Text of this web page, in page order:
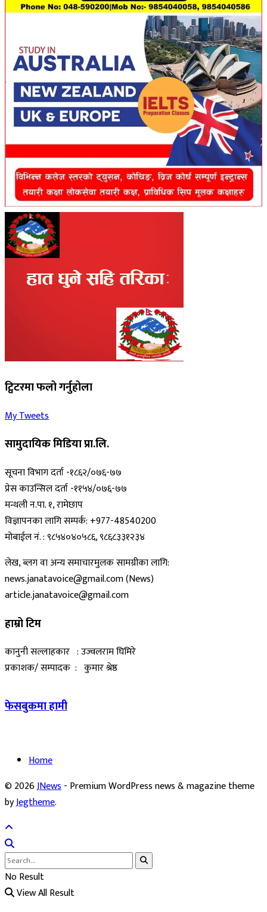
ट्विटरमा फलो गर्नुहोला
My Tweets
सामुदायिक मिडिया प्रा.लि.
सूचना विभाग दर्ता -१८६२/०७६-७७
प्रेस काउन्सिल दर्ता -११५४/०७६-७७
मन्थली न.पा. १, रामेछाप
विज्ञापनका लागि सम्पर्क: +977-48540200
मोबाईल नं. : ९८५४०४०५८६, ९८६८३३१२३४
लेख, ब्लग वा अन्य समाचारमुलक सामग्रीका लागि:
news.janatavoice@gmail.com (News)
article.janatavoice@gmail.com
हाम्रो टिम
कानुनी सल्लाहकार : उज्वलराम घिमिरे
प्रकाशक/ सम्पादक : कुमार श्रेष्ठ
फेसबुकमा हामी
Home
© 2026JNews- Premium WordPress news & magazine theme
byJegtheme.
No Result
View All Result